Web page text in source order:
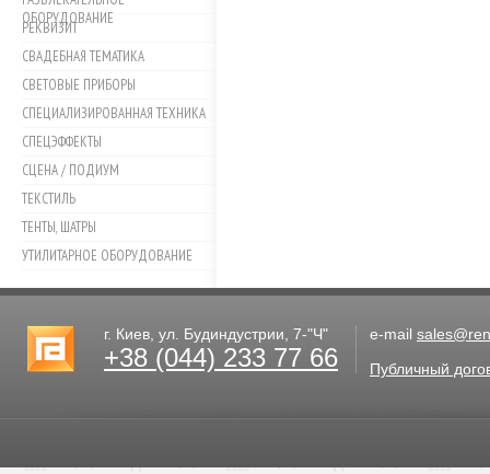
ОБОРУДОВАНИЕ
РЕКВИЗИТ
СВАДЕБНАЯ ТЕМАТИКА
СВЕТОВЫЕ ПРИБОРЫ
СПЕЦИАЛИЗИРОВАННАЯ ТЕХНИКА
СПЕЦЭФФЕКТЫ
СЦЕНА / ПОДИУМ
ТЕКСТИЛЬ
ТЕНТЫ, ШАТРЫ
УТИЛИТАРНОЕ ОБОРУДОВАНИЕ
г. Киев, ул. Будиндустрии, 7-"Ч"
+38 (044) 233 77 66
e-mail
Публичный